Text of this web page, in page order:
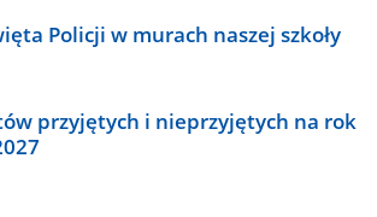
Policji w murach naszej szkoły
przyjętych i nieprzyjętych na rok